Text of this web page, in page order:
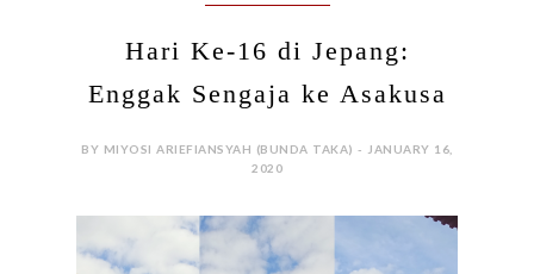
Hari Ke-16 di Jepang:
Enggak Sengaja ke Asakusa
BY MIYOSI ARIEFIANSYAH (BUNDA TAKA) - JANUARY 16,
2020